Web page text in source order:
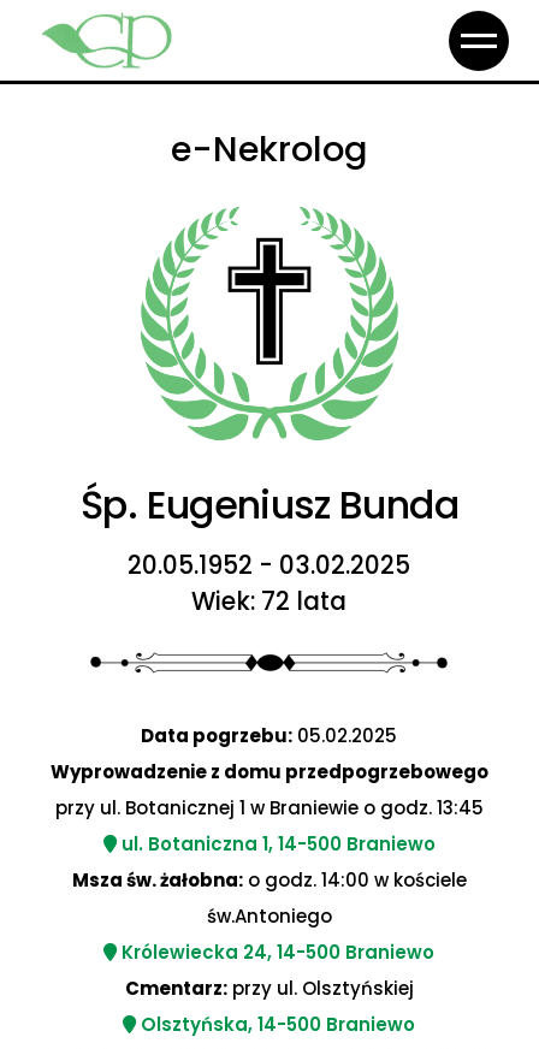
e-Nekrolog
Śp. Eugeniusz Bunda
20.05.1952 - 03.02.2025
Wiek: 72 lata
Data pogrzebu: 05.02.2025
Wyprowadzenie z domu przedpogrzebowego
przy ul. Botanicznej 1 w Braniewie o godz. 13:45
ul. Botaniczna 1, 14-500 Braniewo
Msza św. żałobna:o godz. 14:00 w kościele
św.Antoniego
Królewiecka 24, 14-500 Braniewo
Cmentarz:przy ul. Olsztyńskiej
Olsztyńska, 14-500 Braniewo